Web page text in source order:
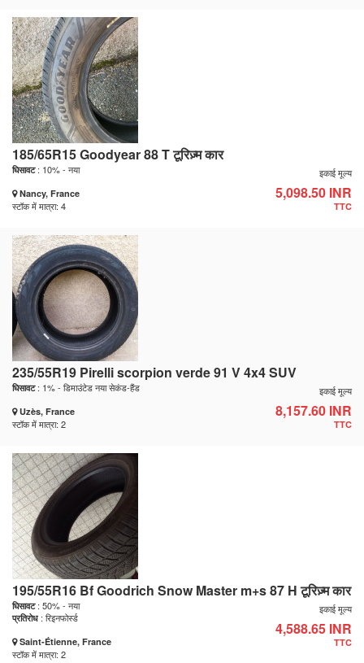
185/65R15 Goodyear 88 T टूरिज़्म कार
घिसावट: 10% - नया
Nancy, France
स्टॉक में मात्रा: 4
इकाई मूल्य
5,098.50 INR
TTC
235/55R19 Pirelli scorpion verde 91 V 4x4 SUV
घिसावट: 1% - डिमाउंटेड नया सेकंड-हैंड
Uzès, France
स्टॉक में मात्रा: 2
इकाई मूल्य
8,157.60 INR
TTC
195/55R16 Bf Goodrich Snow Master m+s 87 H टूरिज़्म कार
घिसावट: 50% - नया
प्रतिरोध : रिइनफोर्स्ड
Saint-Étienne, France
स्टॉक में मात्रा: 2
इकाई मूल्य
4,588.65 INR
TTC